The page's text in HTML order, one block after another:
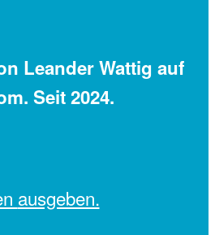
Leander Wattig auf
Seit 2024.
ausgeben.